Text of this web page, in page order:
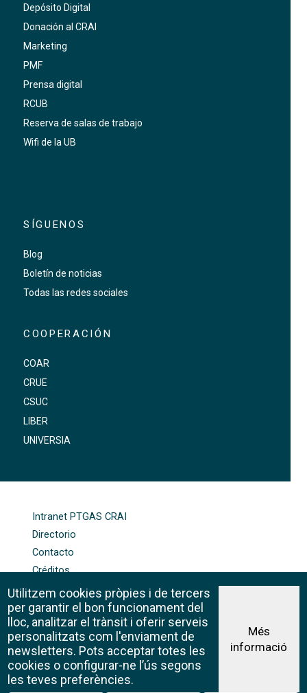
Depósito Digital
Donación al CRAI
Marketing
PMF
Prensa digital
RCUB
Reserva de salas de trabajo
Wifi de la UB
SÍGUENOS
Blog
Boletín de noticias
Todas las redes sociales
COOPERACIÓN
COAR
CRUE
CSUC
LIBER
UNIVERSIA
Intranet PTGAS CRAI
Directorio
Contacto
Créditos
Mapa web
Política de cookies
Aviso legal
©CRAI Universitat de Barcelona
Creative Commons 4.0
Utilitzem cookies pròpies i de tercers
per garantir el bon funcionament del
lloc, analitzar el trànsit i oferir serveis
personalitzats com l'enviament de
newsletters. Pots acceptar totes les
cookies o configurar-ne l’ús segons
les teves preferències.
Més
informació